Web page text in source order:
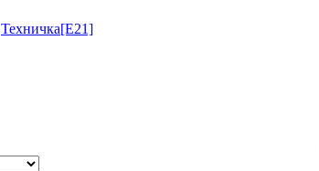
Техничка[E21]